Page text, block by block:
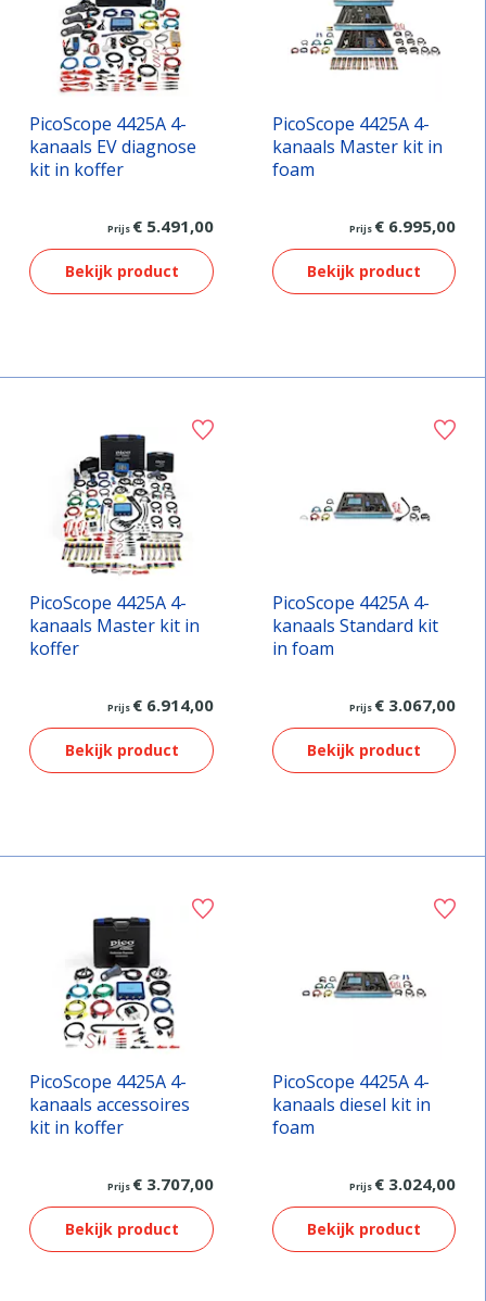
PicoScope 4425A 4-
kanaals EV diagnose
kit in koffer
Prijs € 5.491,00
Bekijk product
PicoScope 4425A 4-
kanaals Master kit in
foam
Prijs € 6.995,00
Bekijk product
PicoScope 4425A 4-
kanaals Master kit in
koffer
Prijs € 6.914,00
Bekijk product
PicoScope 4425A 4-
kanaals Standard kit
in foam
Prijs € 3.067,00
Bekijk product
PicoScope 4425A 4-
kanaals accessoires
kit in koffer
Prijs € 3.707,00
Bekijk product
PicoScope 4425A 4-
kanaals diesel kit in
foam
Prijs € 3.024,00
Bekijk product